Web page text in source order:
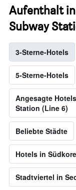
Aufenthalt
Subway
3-Sterne-Hotels
5-Sterne-Hotels
Angesagte
Station (Line 6)
Beliebte Städte
Hotels in
Stadtviertel in